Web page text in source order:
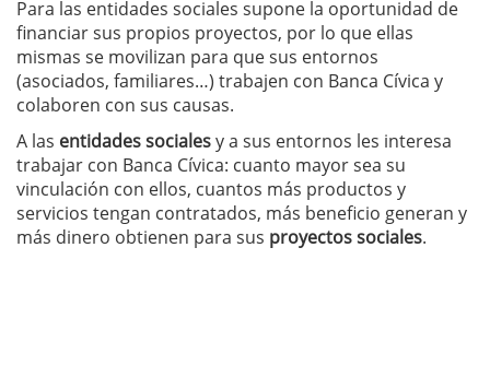
Para las entidades sociales supone la oportunidad de
financiar sus propios proyectos, por lo que ellas
mismas se movilizan para que sus entornos
(asociados, familiares…) trabajen con Banca Cívica y
colaboren con sus causas.
A las entidades socialesy a sus entornos les interesa
trabajar con Banca Cívica: cuanto mayor sea su
vinculación con ellos, cuantos más productos y
servicios tengan contratados, más beneficio generan y
más dinero obtienen para sus proyectos sociales.